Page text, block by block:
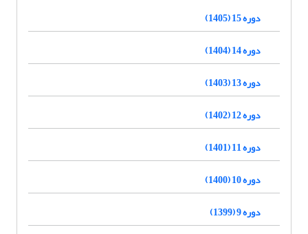
دوره 15 (1405)
دوره 14 (1404)
دوره 13 (1403)
دوره 12 (1402)
دوره 11 (1401)
دوره 10 (1400)
دوره 9 (1399)